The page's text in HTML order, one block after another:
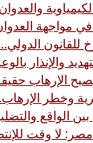
مواجهة
للقانون
والإنذار
الإرهاب
وخطر
الواقع
مصر: لا وقت